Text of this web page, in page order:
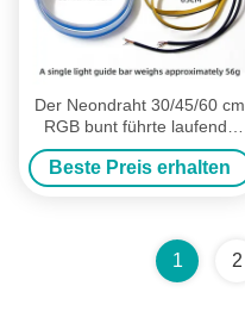
Der Neondraht 30/45/60 cm
RGB bunt führte laufende
Tageslampen-weichen Artikel
Beste Preis erhalten
1 2